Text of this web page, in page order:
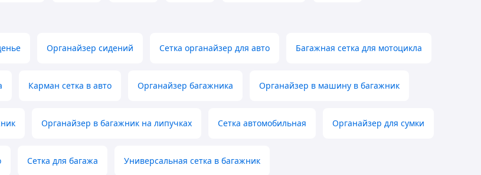
Органайзер сидений Сетка органайзер для авто Багажная сетка для мотоцикла
Карман сетка в авто Органайзер багажника Органайзер в машину в багажник
Органайзер в багажник на липучках Сетка автомобильная Органайзер для сумки
Сетка для багажа Универсальная сетка в багажник